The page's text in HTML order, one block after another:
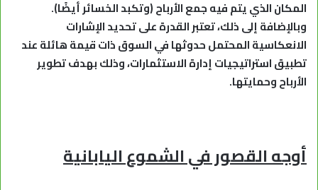
المكان الذي يتم فيه جمع الأرباح (وتكبد الخسائر أيضًا).
وبالإضافة إلى ذلك، تعتبر القدرة على تحديد الإشارات
الانعكاسية المحتمل حدوثها في السوق ذات قيمة هائلة عند
تطبيق استراتيجيات إدارة الاستثمارات، وذلك بهدف تطوير
الأرباح وحمايتها.
أوجه القصور في الشموع اليابانية